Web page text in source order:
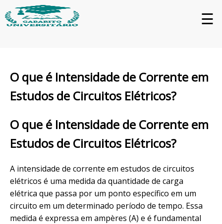
☰
O que é Intensidade de Corrente em
Estudos de Circuitos Elétricos?
O que é Intensidade de Corrente em
Estudos de Circuitos Elétricos?
A intensidade de corrente em estudos de circuitos
elétricos é uma medida da quantidade de carga
elétrica que passa por um ponto específico em um
circuito em um determinado período de tempo. Essa
medida é expressa em ampères (A) e é fundamental